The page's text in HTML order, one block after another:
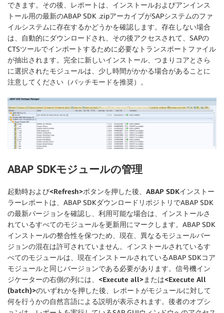
できます。その後、レポートは、インストールおよびアンインス
トール用の最新のABAP SDK .zipアーカイブがSAPシステムのファ
イルシステムに存在するかどうかを確認します。存在しない場合
は、自動的にダウンロードされ、その後アクセスされて、SAPの
CTSツールでインポートするために必要なトランスポートファイル
が抽出されます。完全に新しいインストール、つまりコアとさら
に選択されたモジュールは、少し時間がかかる場合があることに
注意してください（バッチモードを推奨）。
ABAP SDKモジュールの管理
起動時および<Refresh>ボタンを押した後、 ABAP SDKインストー
ラーレポートは、ABAP SDKダウンロードリポジトリでABAP SDK
の最新バージョンを確認し、利用可能な場合は、インストールさ
れているすべてのモジュールを更新用にマークします。ABAP SDK
インストールの整合性を保つため、現在、異なるモジュールバー
ジョンの混在は許可されていません。インストールされているす
べてのモジュールは、現在インストールされているABAP SDKコア
モジュールと同じバージョンである必要があります。信号機イン
ジケーターの右側の列には、 <Execute all>または<Execute All
(batch)>のいずれかを押した後、レポートがモジュールに対して
何を行うかの自然言語による説明が表示されます。後者のオプシ